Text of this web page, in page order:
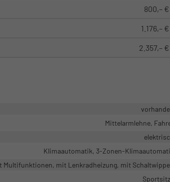
800,– €
1.176,– €
2.357,– €
Mittelarmlehne,
Klimaautomatik, 3-Zonen-
Multifunktionen, mit Lenkradheizung, mit